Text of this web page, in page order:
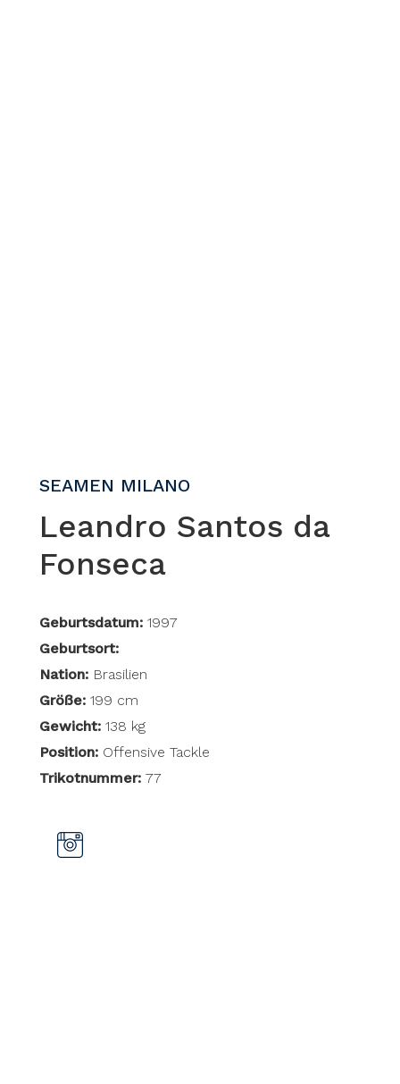
SEAMEN MILANO
Leandro Santos da
Fonseca
Geburtsdatum: 1997
Geburtsort:
Nation: Brasilien
Größe:199 cm
Gewicht:138 kg
Position: Offensive Tackle
Trikotnummer: 77